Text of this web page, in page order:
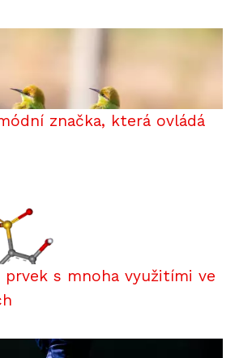
značka, která ovládá
prvek s mnoha využitími ve